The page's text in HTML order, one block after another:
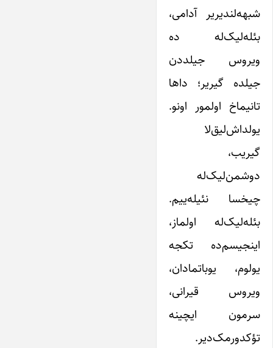
شبهه‌لندیریر آدامی،
بئله‌لیک‌له ده
ویروس جیلددن
جیلده گیریر؛ داها
تانیماخ اولمور اونو.
یولداش‌لیق‌لا
گیریب،
دوشمن‌لیک‌له
چیخسا نئیله‌ییم.
بئله‌لیک‌له اولماز،
اینجیسم‌ده تکجه
یولوم، یوباتمادان،
ویروس قیرانی،
سرمون ایچینه
تؤکدورمک‌دیر.